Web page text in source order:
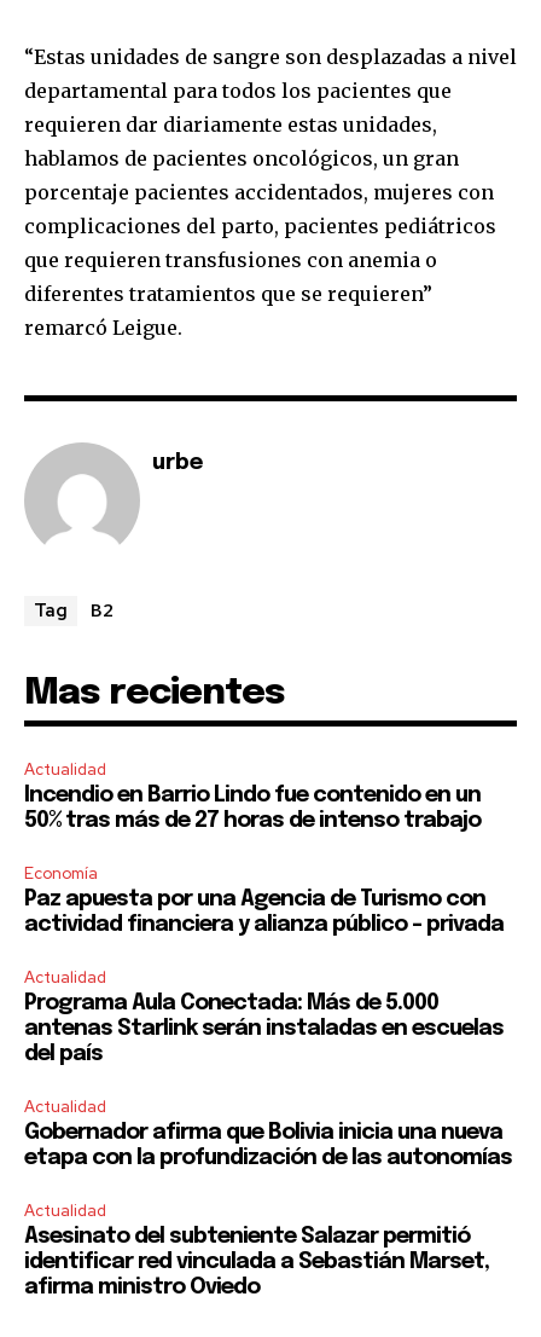
“Estas unidades de sangre son desplazadas a nivel
departamental para todos los pacientes que
requieren dar diariamente estas unidades,
hablamos de pacientes oncológicos, un gran
porcentaje pacientes accidentados, mujeres con
complicaciones del parto, pacientes pediátricos
que requieren transfusiones con anemia o
diferentes tratamientos que se requieren”
remarcó Leigue.
urbe
Tag B2
Mas recientes
Actualidad
Incendio en Barrio Lindo fue contenido en un
50% tras más de 27 horas de intenso trabajo
Economía
Paz apuesta por una Agencia de Turismo con
actividad financiera y alianza público – privada
Actualidad
Programa Aula Conectada: Más de 5.000
antenas Starlink serán instaladas en escuelas
del país
Actualidad
Gobernador afirma que Bolivia inicia una nueva
etapa con la profundización de las autonomías
Actualidad
Asesinato del subteniente Salazar permitió
identificar red vinculada a Sebastián Marset,
afirma ministro Oviedo